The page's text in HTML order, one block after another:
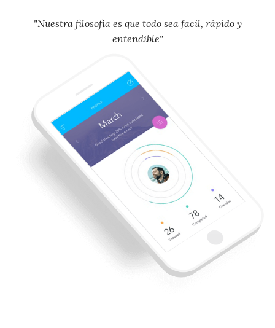
"Nuestra filosofia es que todo sea facil, rápido y
entendible"